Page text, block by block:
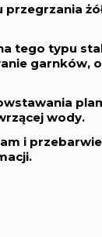
tego typu
garnków,
wody.
i